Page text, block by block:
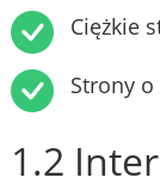
Ciężkie
Strony
1.2